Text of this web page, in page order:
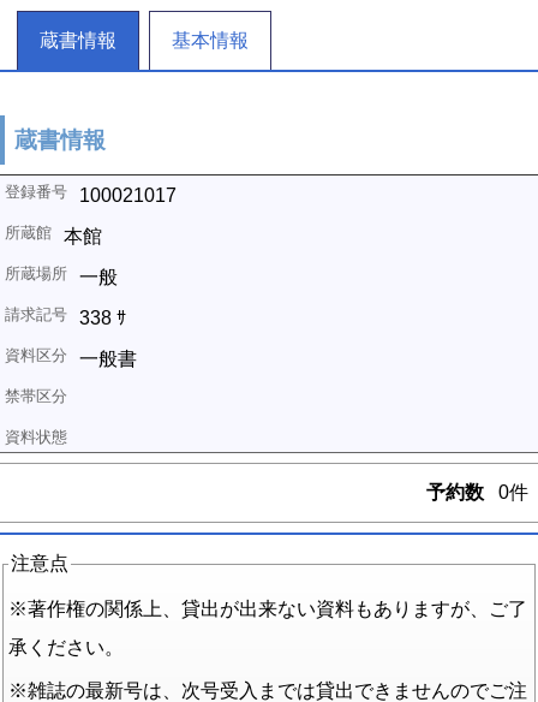
蔵書情報 基本情報
蔵書情報
100021017
本館
一般
338 ｻ
一般書
予約数 0件
注意点
※著作権の関係上、貸出が出来ない資料もありますが、ご了
承ください。
※雑誌の最新号は、次号受入までは貸出できませんのでご注